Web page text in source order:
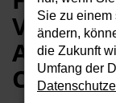
Co. KG
Sie zu einem
ändern,
die Zukunft
Umfang der